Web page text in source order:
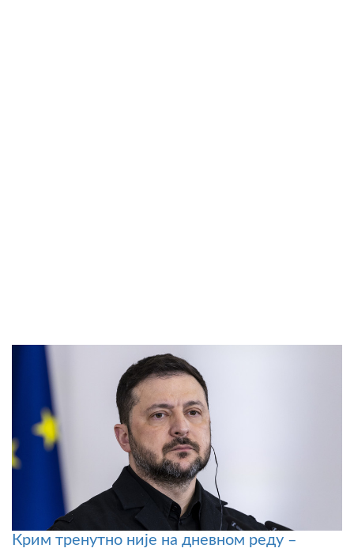
Крим тренутно није на дневном реду –